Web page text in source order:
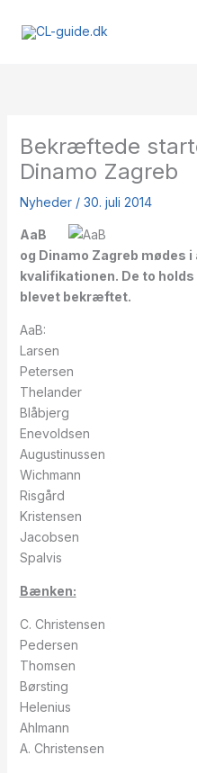
Bekræftede
Dinamo Zagreb
Nyheder/ 30. juli 2014
AaB
og Dinamo Zagreb mødes
kvalifikationen. De to
blevet bekræftet.
AaB:
Larsen
Petersen
Thelander
Blåbjerg
Enevoldsen
Augustinussen
Wichmann
Risgård
Kristensen
Jacobsen
Spalvis
Bænken:
C. Christensen
Pedersen
Thomsen
Børsting
Helenius
Ahlmann
A. Christensen